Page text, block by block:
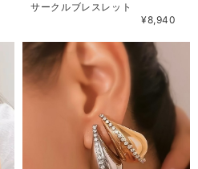
サークルブレスレット
¥8,940